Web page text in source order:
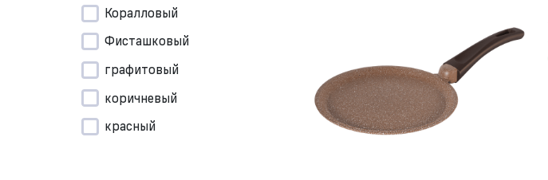
Коралловый
Фисташковый
графитовый
коричневый
красный